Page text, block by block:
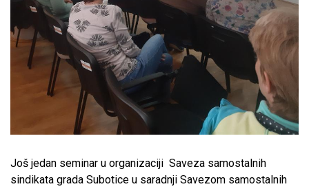
Još jedan seminar u organizaciji Saveza samostalnih
sindikata grada Subotice u saradnji Savezom samostalnih